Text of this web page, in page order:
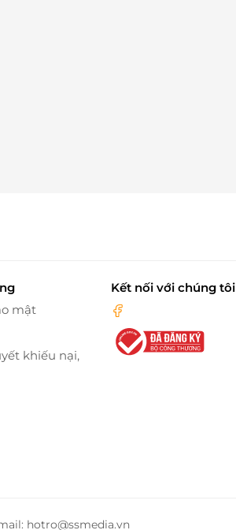
mật
khiếu nại,
Kết nối với chúng tôi
hotro@ssmedia.vn